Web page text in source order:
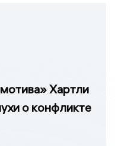
Хартли
о конфликте